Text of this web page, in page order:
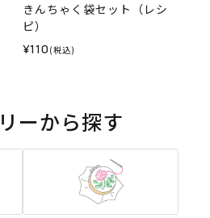
きんちゃく袋セット（レシ
ピ）
¥110 (税込)
ーから探す